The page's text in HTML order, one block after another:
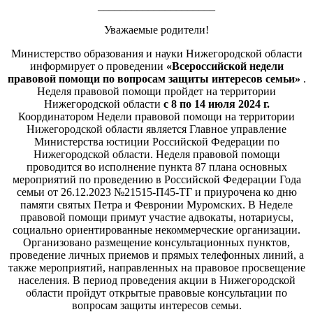
Уважаемые родители!
Министерство образования и науки Нижегородской области
информирует о проведении «Всероссийской недели
правовой помощи по вопросам защиты интересов семьи» .
Неделя правовой помощи пройдет на территории
Нижегородской области с 8 по 14 июля 2024 г.
Координатором Недели правовой помощи на территории
Нижегородской области является Главное управление
Министерства юстиции Российской Федерации по
Нижегородской области. Неделя правовой помощи
проводится во исполнение пункта 87 плана основных
мероприятий по проведению в Российской Федерации Года
семьи от 26.12.2023 №21515-П45-ТГ и приурочена ко дню
памяти святых Петра и Февронии Муромских. В Неделе
правовой помощи примут участие адвокаты, нотариусы,
социально ориентированные некоммерческие организации.
Организовано размещение консультационных пунктов,
проведение личных приемов и прямых телефонных линий, а
также мероприятий, направленных на правовое просвещение
населения. В период проведения акции в Нижегородской
области пройдут открытые правовые консультации по
вопросам защиты интересов семьи.